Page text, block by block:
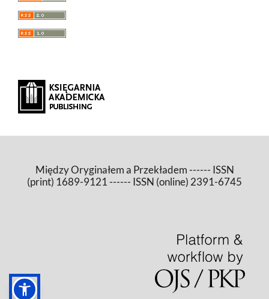
Między Oryginałem a Przekładem ------ ISSN
(print) 1689-9121 ------ ISSN (online) 2391-6745